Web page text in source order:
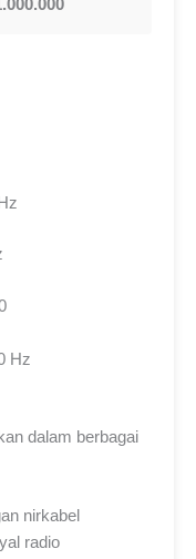
Hz
dalam berbagai
nirkabel
radio